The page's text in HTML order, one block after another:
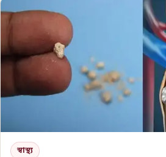
স্বাস্থ্য